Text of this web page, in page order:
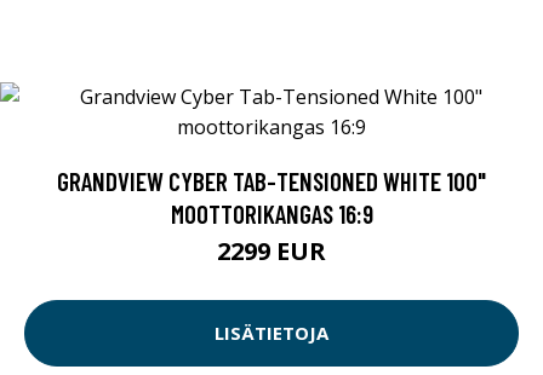
GRANDVIEW CYBER TAB-TENSIONED WHITE 100"
MOOTTORIKANGAS 16:9
2299 EUR
LISÄTIETOJA